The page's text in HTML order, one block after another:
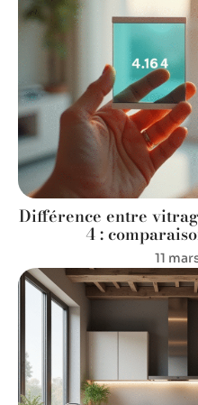
Différence entre
4 :
11